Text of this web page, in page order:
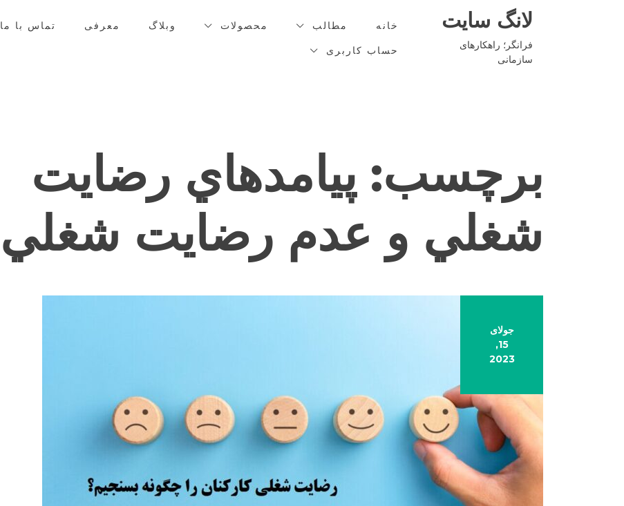
لانگ سایت
فرانگر؛ راهکارهای
سازمانی
خانه مطالب محصولات وبلاگ معرفی
تماس با ما
حساب کاربری
برچسب: پيامدهاي رضايت
شغلي و عدم رضايت شغلي
جولای
15,
2023